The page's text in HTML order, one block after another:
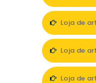
Loja de
Loja de
Loja de